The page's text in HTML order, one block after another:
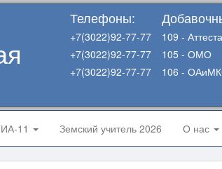
109 -
105 - ОМО
106 -
Телефоны:
+7(3022)92-77-77
+7(3022)92-77-77
+7(3022)92-77-77
11 Земский учитель 2026 О нас